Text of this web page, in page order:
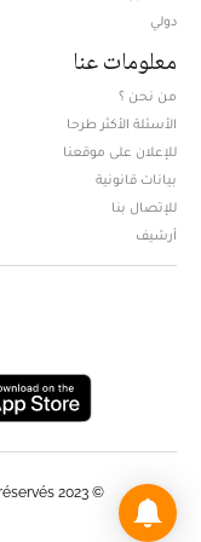
دولي
معلومات عنا
من نحن ؟
الأسئلة الأكثر طرحا
للإعلان على موقعنا
بيانات قانونية
للإتصال بنا
أرشيف
© Web News / le360.ma / Tous droits réservés 2023